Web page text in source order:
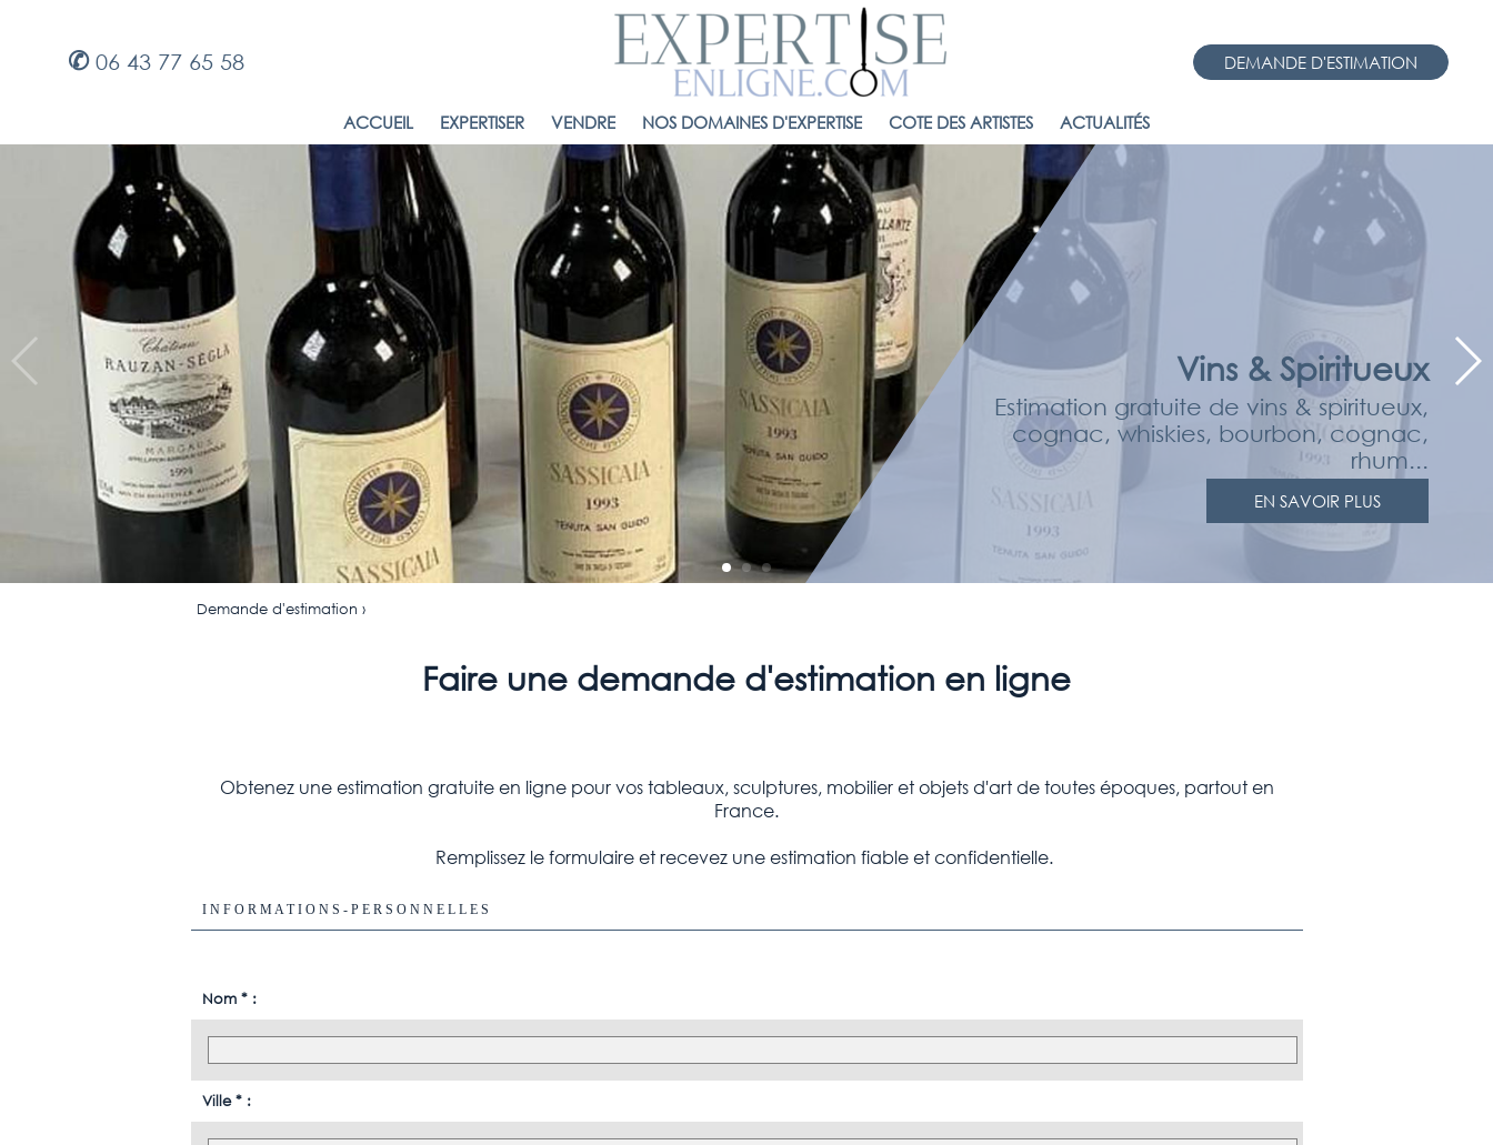
DEMANDE D'ESTIMATION
✆ 06 43 77 65 58
ACCUEIL EXPERTISER VENDRE NOS DOMAINES D'EXPERTISE COTE DES ARTISTES ACTUALITÉS
Vins & Spiritueux
Estimation gratuite de vins & spiritueux,
cognac, whiskies, bourbon, cognac,
rhum...
EN SAVOIR PLUS
Demande d'estimation ›
Faire une demande d'estimation en ligne
Obtenez une estimation gratuite en ligne pour vos tableaux, sculptures, mobilier et objets d'art de toutes époques, partout en
France.
Remplissez le formulaire et recevez une estimation fiable et confidentielle.
I N F O R M A T I O N S - P E R S O N N E L L E S
Nom * :
Ville * :